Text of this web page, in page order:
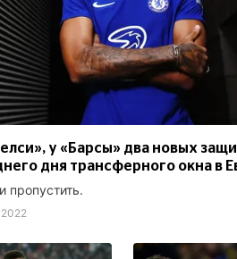
у «Барсы» два новых
дня трансферного окна в
пропустить.